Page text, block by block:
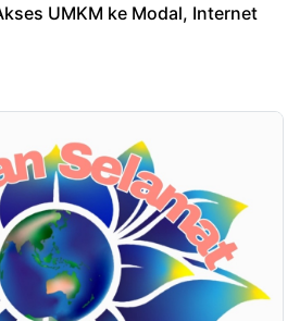
UMKM ke Modal, Internet